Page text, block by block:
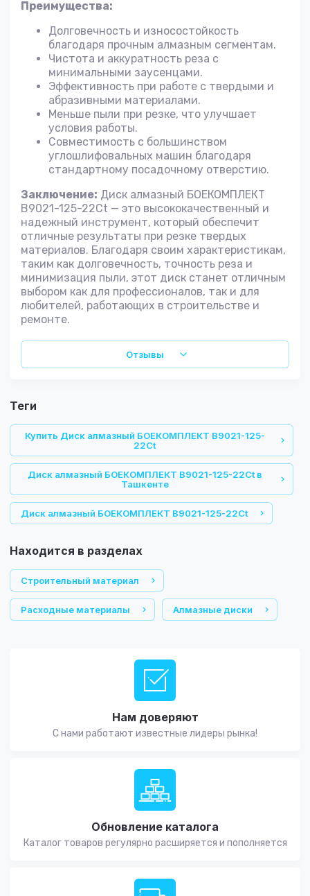
Преимущества:
Долговечность и износостойкость
благодаря прочным алмазным сегментам.
Чистота и аккуратность реза с
минимальными заусенцами.
Эффективность при работе с твердыми и
абразивными материалами.
Меньше пыли при резке, что улучшает
условия работы.
Совместимость с большинством
углошлифовальных машин благодаря
стандартному посадочному отверстию.
Заключение: Диск алмазный БОЕКОМПЛЕКТ
B9021-125-22Ct — это высококачественный и
надежный инструмент, который обеспечит
отличные результаты при резке твердых
материалов. Благодаря своим характеристикам,
таким как долговечность, точность реза и
минимизация пыли, этот диск станет отличным
выбором как для профессионалов, так и для
любителей, работающих в строительстве и
ремонте.
Отзывы
теги
Купить Диск алмазный БОЕКОМПЛЕКТ B9021-125-
22Ct
Диск алмазный БОЕКОМПЛЕКТ B9021-125-22Ct в
Ташкенте
Диск алмазный БОЕКОМПЛЕКТ B9021-125-22Ct
Находится в разделах
Строительный материал
Расходные материалы Алмазные диски
Нам доверяют
С нами работают известные лидеры рынка!
Обновление каталога
Каталог товаров регулярно расширяется и пополняется